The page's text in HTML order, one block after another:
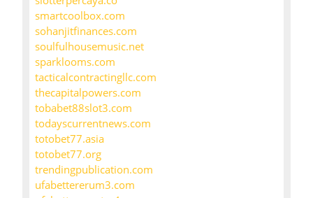
smartcoolbox.com
sohanjitfinances.com
soulfulhousemusic.net
sparklooms.com
tacticalcontractingllc.com
thecapitalpowers.com
tobabet88slot3.com
todayscurrentnews.com
totobet77.asia
totobet77.org
trendingpublication.com
ufabettererum3.com